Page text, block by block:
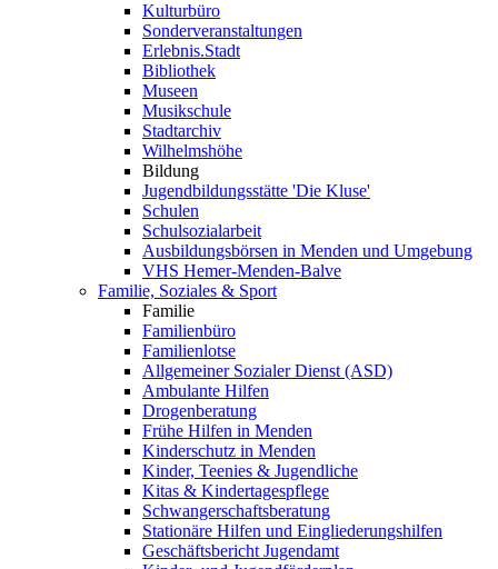
Kulturbüro
Sonderveranstaltungen
Erlebnis.Stadt
Bibliothek
Museen
Musikschule
Stadtarchiv
Wilhelmshöhe
Bildung
Jugendbildungsstätte 'Die Kluse'
Schulen
Schulsozialarbeit
Ausbildungsbörsen in Menden und Umgebung
VHS Hemer-Menden-Balve
Familie, Soziales & Sport
Familie
Familienbüro
Familienlotse
Allgemeiner Sozialer Dienst (ASD)
Ambulante Hilfen
Drogenberatung
Frühe Hilfen in Menden
Kinderschutz in Menden
Kinder, Teenies & Jugendliche
Kitas & Kindertagespflege
Schwangerschaftsberatung
Stationäre Hilfen und Eingliederungshilfen
Geschäftsbericht Jugendamt